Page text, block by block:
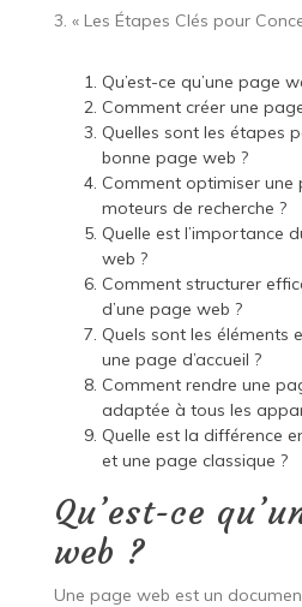
3. « Les Étapes Clés pour
Qu’est-ce qu’une page
Comment créer une
Quelles sont les étapes
bonne page web ?
Comment optimiser une
moteurs de recherche ?
Quelle est l’importance
web ?
Comment structurer
d’une page web ?
Quels sont les éléments
une page d’accueil ?
Comment rendre une
adaptée à tous les
Quelle est la différence
et une page classique ?
Qu’est-ce
web ?
Une page web est un